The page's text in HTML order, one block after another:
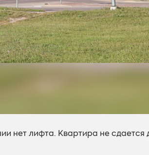
нет лифта. Квартира не сдается